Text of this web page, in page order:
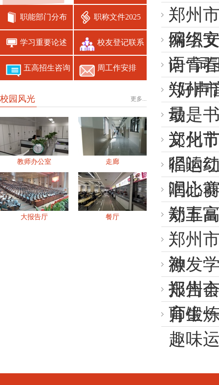
郑州
网络
编织
语“词
向青
“好声
郑州
动
最是
文化
郑州
径运
唱响
唱比
润心
动丰
郑五
郑州
神
激发
报告
郑州
育锻
师生
趣味
职能部门分布 职称文件2025
学习重要论述 校友登记联系
五高招生咨询 周工作安排
更多...
校园风光
教师办公室 走廊
大报告厅 餐厅